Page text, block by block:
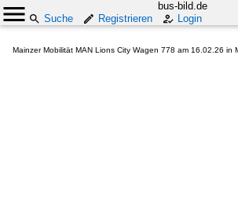
bus-bild.de
Suche
Registrieren Login
Mainzer Mobilität MAN Lions City Wagen 778 am 16.02.26 in